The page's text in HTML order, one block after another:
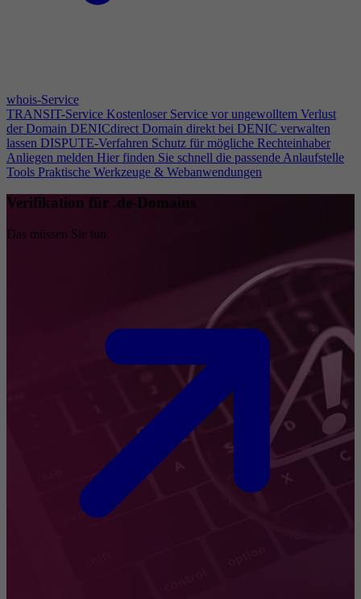
whois-Service
TRANSIT-Service Kostenloser Service vor ungewolltem Verlust
der Domain DENICdirect Domain direkt bei DENIC verwalten
lassen DISPUTE-Verfahren Schutz für mögliche Rechteinhaber
Anliegen melden Hier finden Sie schnell die passende Anlaufstelle
Tools Praktische Werkzeuge & Webanwendungen
Verifikation für .de-Domains
Das müssen Sie tun